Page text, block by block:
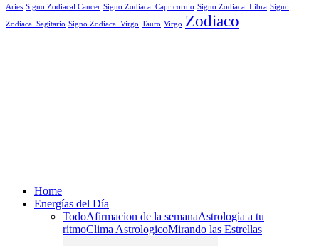
Aries Signo Zodiacal Cancer Signo Zodiacal Capricornio Signo Zodiacal Libra Signo
Zodiacal Sagitario Signo Zodiacal Virgo Tauro Virgo Zodiaco
Home
Energías del Día
TodoAfirmacion de la semanaAstrologia a tu
ritmoClima AstrologicoMirando las Estrellas